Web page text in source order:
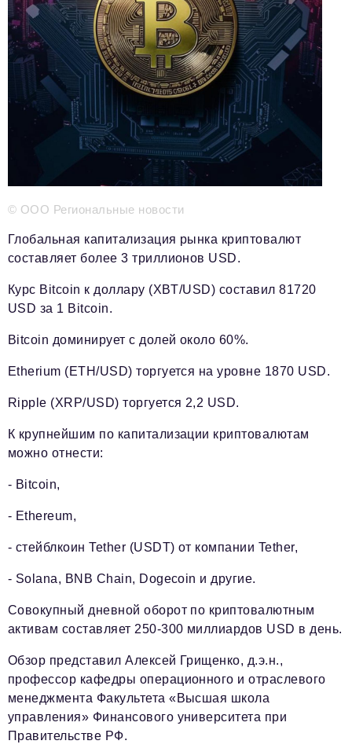
Видео
Телефон редакции:+7 495 727-01-67
Электронные почты редакции:
Информационный отдел
info@business-magazine.online
Отдел рекламы
reklama@business-magazine.online
Отдел распространения/редакционная подписка
partner@business-magazine.online
© ООО Региональные новости
Глобальная капитализация рынка криптовалют
составляет более 3 триллионов USD.
Курс Bitcoin к доллару (XBT/USD) составил 81720
USD за 1 Bitcoin.
Bitcoin доминирует с долей около 60%.
Etherium (ETH/USD) торгуется на уровне 1870 USD.
Ripple (XRP/USD) торгуется 2,2 USD.
К крупнейшим по капитализации криптовалютам
можно отнести:
- Bitcoin,
- Ethereum,
- стейблкоин Tether (USDT) от компании Tether,
- Solana, BNB Chain, Dogecoin и другие.
Совокупный дневной оборот по криптовалютным
активам составляет 250-300 миллиардов USD в день.
Обзор представил Алексей Грищенко, д.э.н.,
профессор кафедры операционного и отраслевого
менеджмента Факультета «Высшая школа
управления» Финансового университета при
Правительстве РФ.